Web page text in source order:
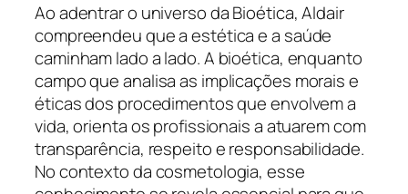
Ao adentrar o universo da Bioética, Aldair
compreendeu que a estética e a saúde
caminham lado a lado. A bioética, enquanto
campo que analisa as implicações morais e
éticas dos procedimentos que envolvem a
vida, orienta os profissionais a atuarem com
transparência, respeito e responsabilidade.
No contexto da cosmetologia, esse